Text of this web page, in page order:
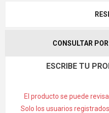
CONSULTAR
ESCRIBE TU
El producto se puede
Solo los usuarios